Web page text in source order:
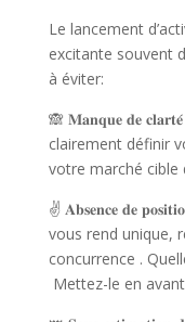
Le lancement
excitante souvent
à éviter:
🙈 𝐌𝐚𝐧𝐪𝐮𝐞 𝐝𝐞
clairement définir
votre marché cible
✌ 𝐀𝐛𝐬𝐞𝐧𝐜𝐞 𝐝𝐞
vous rend unique,
concurrence .
Mettez-le en